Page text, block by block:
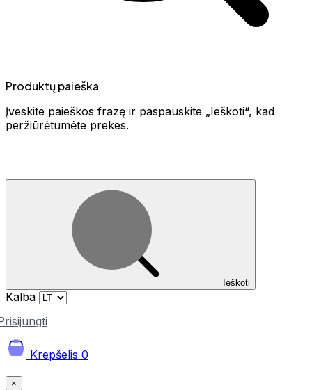
Produktų paieška
Įveskite paieškos frazę ir paspauskite „Ieškoti“, kad
peržiūrėtumėte prekes.
Ieškoti
Kalba
Krepšelis 0
×